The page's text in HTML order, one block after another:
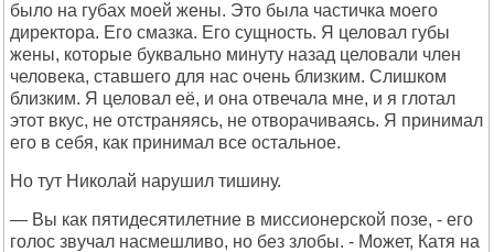
было на губах моей жены. Это была частичка моего
директора. Его смазка. Его сущность. Я целовал губы
жены, которые буквально минуту назад целовали член
человека, ставшего для нас очень близким. Слишком
близким. Я целовал её, и она отвечала мне, и я глотал
этот вкус, не отстраняясь, не отворачиваясь. Я принимал
его в себя, как принимал все остальное.
Но тут Николай нарушил тишину.
— Вы как пятидесятилетние в миссионерской позе, - его
голос звучал насмешливо, но без злобы. - Может, Катя на